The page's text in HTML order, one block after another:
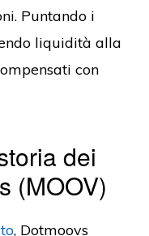
Puntando i
liquidità alla
con
dei
(MOOV)
, Dotmoovs